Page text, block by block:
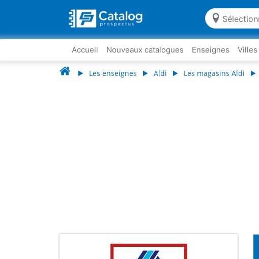
Accueil Nouveaux catalogues Enseignes Villes
Les enseignes Aldi Les magasins Aldi